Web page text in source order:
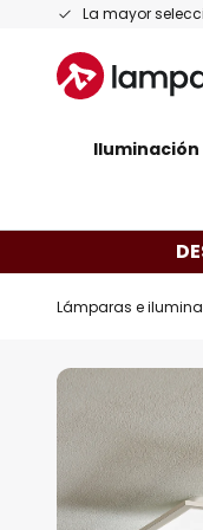
La mayor
Ir
contenido
Lámparas e
Saltar
al
final
de
la